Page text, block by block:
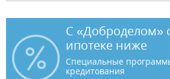
С «Доброделом»
ипотеке ниже
Специальные
кредитования